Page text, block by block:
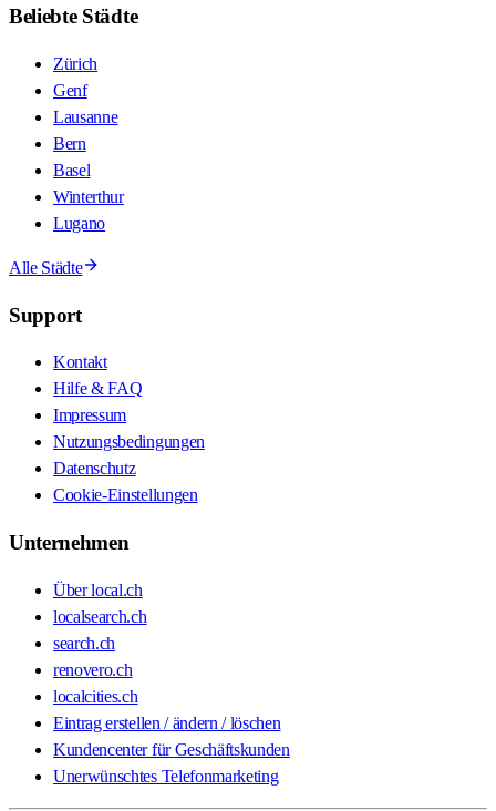
Beliebte Städte
Zürich
Genf
Lausanne
Bern
Basel
Winterthur
Lugano
Alle Städte
Support
Kontakt
Hilfe & FAQ
Impressum
Nutzungsbedingungen
Datenschutz
Cookie-Einstellungen
Unternehmen
Über local.ch
localsearch.ch
search.ch
renovero.ch
localcities.ch
Eintrag erstellen / ändern / löschen
Kundencenter für Geschäftskunden
Unerwünschtes Telefonmarketing